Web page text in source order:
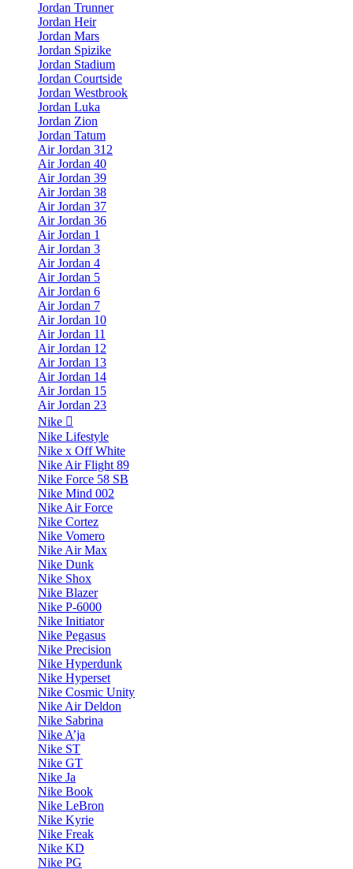
Jordan Trunner
Jordan Heir
Jordan Mars
Jordan Spizike
Jordan Stadium
Jordan Courtside
Jordan Westbrook
Jordan Luka
Jordan Zion
Jordan Tatum
Air Jordan 312
Air Jordan 40
Air Jordan 39
Air Jordan 38
Air Jordan 37
Air Jordan 36
Air Jordan 1
Air Jordan 3
Air Jordan 4
Air Jordan 5
Air Jordan 6
Air Jordan 7
Air Jordan 10
Air Jordan 11
Air Jordan 12
Air Jordan 13
Air Jordan 14
Air Jordan 15
Air Jordan 23
Nike
Nike Lifestyle
Nike x Off White
Nike Air Flight 89
Nike Force 58 SB
Nike Mind 002
Nike Air Force
Nike Cortez
Nike Vomero
Nike Air Max
Nike Dunk
Nike Shox
Nike Blazer
Nike P-6000
Nike Initiator
Nike Pegasus
Nike Precision
Nike Hyperdunk
Nike Hyperset
Nike Cosmic Unity
Nike Air Deldon
Nike Sabrina
Nike A’ja
Nike ST
Nike GT
Nike Ja
Nike Book
Nike LeBron
Nike Kyrie
Nike Freak
Nike KD
Nike PG